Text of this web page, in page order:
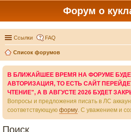
Форум о
Ссылки FAQ
Список форумов
В БЛИЖАЙШЕЕ ВРЕМЯ НА ФОРУМЕ
АВТОРИЗАЦИЯ, ТО ЕСТЬ САЙТ
ЧТЕНИЕ", А В АВГУСТЕ 2026 БУДЕТ
Вопросы и предложения писать в ЛС
соответствующую форму. С уважением и
Поиск